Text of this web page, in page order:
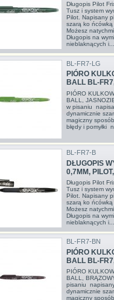
Długopis Pilot
Tusz i system
Pilot. Napisany
szarą ko
Możesz
Długopis na
nieblaknących i...
BL-FR7-LG
PIÓRO
BALL BL-
PIÓRO
BALL,
w pisaniu
dynamicznie
magiczny
błędy i pomyłki
BL-FR7-B
DŁUGOPIS
0,7MM,
Długopis Pilot
Tusz i system
Pilot. Napisany
szarą ko
Możesz
Długopis na
nieblaknących i...
BL-FR7-BN
PIÓRO
BALL BL-
PIÓRO
BALL,
pisaniu
dynamicznie
magiczny